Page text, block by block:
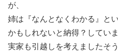
が、
姉は『なんとなくわかる』と
かもしれないと納得？してい
実家も引越しを考えましたそ